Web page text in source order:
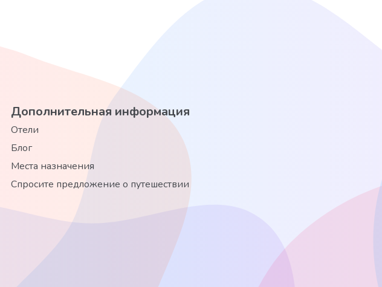
Дополнительная информация
Отели
Блог
Места назначения
Спросите предложение о путешествии